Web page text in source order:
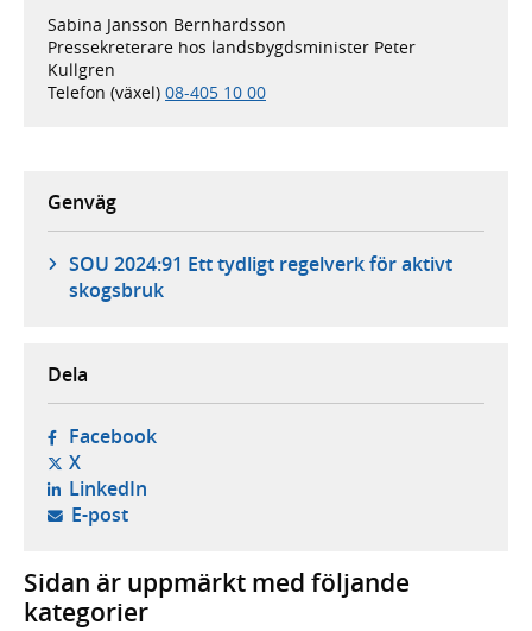
Sabina Jansson Bernhardsson
Pressekreterare hos landsbygdsminister Peter
Kullgren
Telefon (växel) 08-405 10 00
Genväg
SOU 2024:91 Ett tydligt regelverk för aktivt
skogsbruk
Dela
Facebook- öppnas i ny flik, extern webbplats,
X- öppnas i ny flik, extern webbplats,
LinkedIn- öppnas i ny flik, extern webbplats,
E-post- öppnar din e-postklient,
Sidan är uppmärkt med följande
kategorier